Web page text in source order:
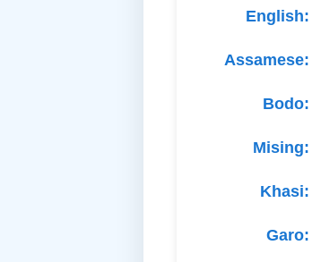
English:
Assamese:
Bodo:
Mising:
Khasi:
Garo: